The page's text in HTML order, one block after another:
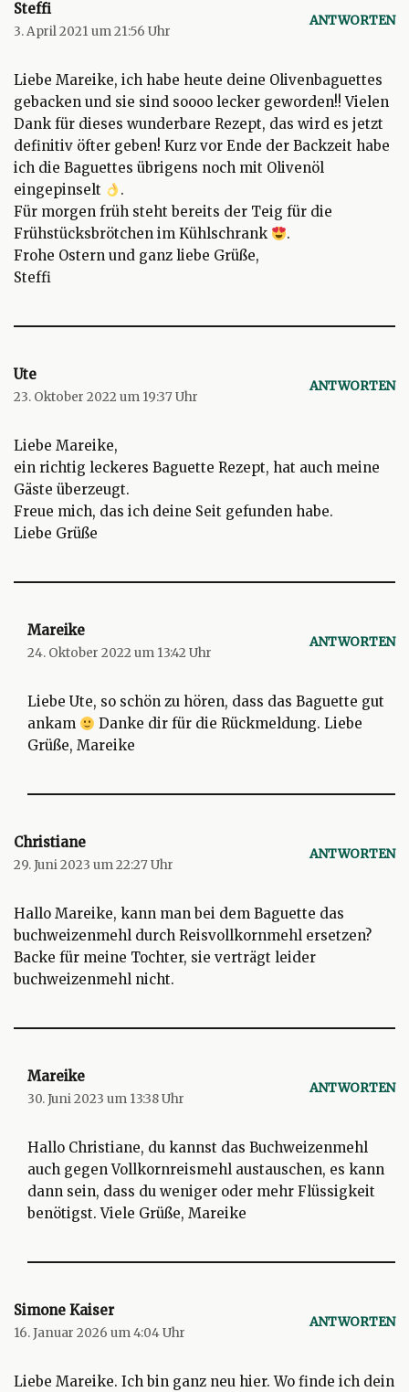
Steffi
3. April 2021 um 21:56 Uhr
ANTWORTEN
Liebe Mareike, ich habe heute deine Olivenbaguettes
gebacken und sie sind soooo lecker geworden!! Vielen
Dank für dieses wunderbare Rezept, das wird es jetzt
definitiv öfter geben! Kurz vor Ende der Backzeit habe
ich die Baguettes übrigens noch mit Olivenöl
eingepinselt
.
Für morgen früh steht bereits der Teig für die
Frühstücksbrötchen im Kühlschrank
.
Frohe Ostern und ganz liebe Grüße,
Steffi
Ute
23. Oktober 2022 um 19:37 Uhr
ANTWORTEN
Liebe Mareike,
ein richtig leckeres Baguette Rezept, hat auch meine
Gäste überzeugt.
Freue mich, das ich deine Seit gefunden habe.
Liebe Grüße
Mareike
24. Oktober 2022 um 13:42 Uhr
ANTWORTEN
Liebe Ute, so schön zu hören, dass das Baguette gut
ankam
Danke dir für die Rückmeldung. Liebe
Grüße, Mareike
Christiane
29. Juni 2023 um 22:27 Uhr
ANTWORTEN
Hallo Mareike, kann man bei dem Baguette das
buchweizenmehl durch Reisvollkornmehl ersetzen?
Backe für meine Tochter, sie verträgt leider
buchweizenmehl nicht.
Mareike
30. Juni 2023 um 13:38 Uhr
ANTWORTEN
Hallo Christiane, du kannst das Buchweizenmehl
auch gegen Vollkornreismehl austauschen, es kann
dann sein, dass du weniger oder mehr Flüssigkeit
benötigst. Viele Grüße, Mareike
Simone Kaiser
16. Januar 2026 um 4:04 Uhr
ANTWORTEN
Liebe Mareike. Ich bin ganz neu hier. Wo finde ich dein